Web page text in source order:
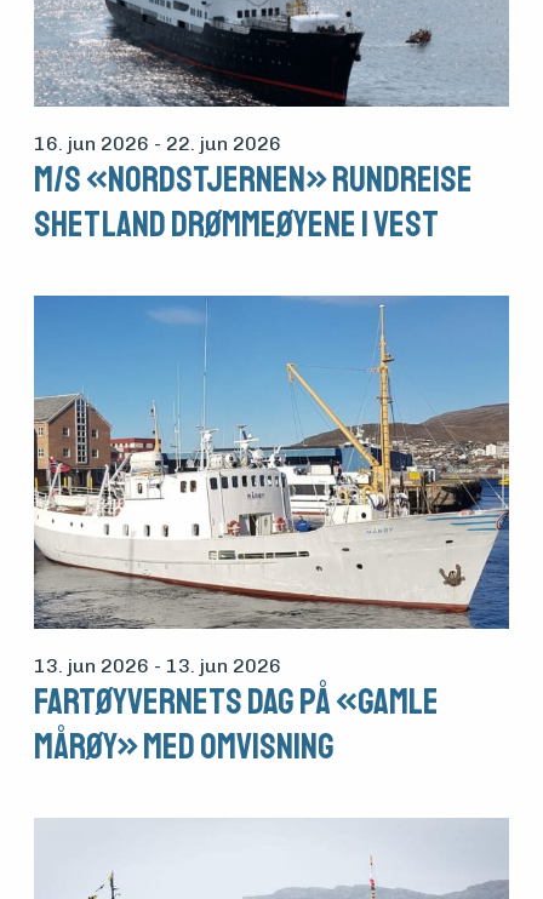
16. jun 2026 - 22. jun 2026
M/S «Nordstjernen» Rundreise
Shetland Drømmeøyene i vest
13. jun 2026 - 13. jun 2026
Fartøyvernets dag på «Gamle
Mårøy» med omvisning